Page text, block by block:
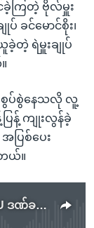
ခဲ့ကြတဲ့ ဗိုလ်မှူး
ခင်မောင်စိုး၊
ခဲ့တဲ့ ရဲမှူးချုပ်
စွပ်စွဲနေသလို လူ့
ြန့် ကျုးလွန်ခဲ့
ပြစ်ပေး
တယ်။
မြန်မာလုံခြုံရေး အရာရှိကြီး ၇ ဦးအပေါ် EU ဒဏ်ခတ်မှုသစ် ချမှတ်